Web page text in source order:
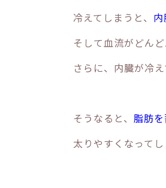
冷えてしまうと、
そして血流がどん
さらに、内臓が冷
そうなると、 脂肪
太りやすくなってし